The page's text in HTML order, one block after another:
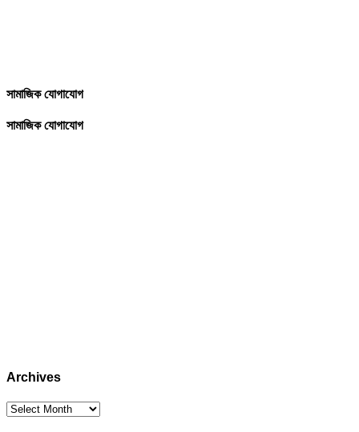
সামাজিক যোগাযোগ
সামাজিক যোগাযোগ
Archives
Archives